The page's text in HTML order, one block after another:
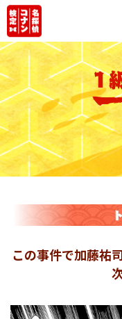
この事件で加藤祐